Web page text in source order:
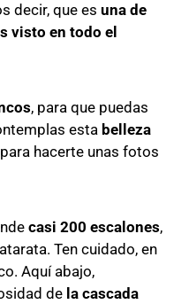
decir, que es una de
visto en todo el
, para que puedas
esta belleza
hacerte unas fotos
casi 200 escalones,
Ten cuidado, en
Aquí abajo,
de la cascada